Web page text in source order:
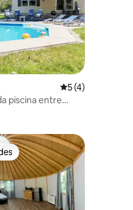
avaliações 5 de uma
5 (4)
piscina entre